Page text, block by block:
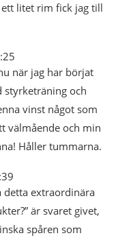
litet rim fick jag till
när jag har börjat
styrketräning och
vinst något som
välmående och min
Håller tummarna.
detta extraordinära
är svaret givet,
spåren som